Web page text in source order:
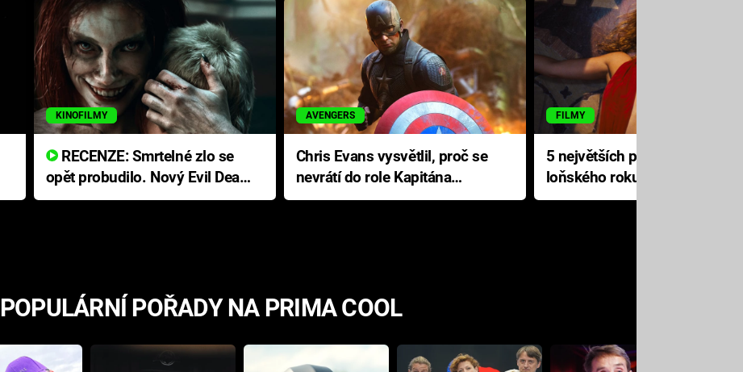
KINOFILMY
RECENZE: Smrtelné zlo se
opět probudilo. Nový Evil Dead
přichází s neodolatelnou
AVENGERS
Chris Evans vysvětlil, proč se
nevrátí do role Kapitána
Ameriky
FILMY
5 největších propadáků
loňského roku: Disney na
jediné katastrofě prodělal 200
POPULÁRNÍ POŘADY NA PRIMA COOL